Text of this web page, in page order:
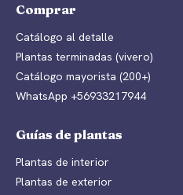
Comprar
Catálogo al detalle
Plantas terminadas (vivero)
Catálogo mayorista (200+)
WhatsApp +56933217944
Guías de plantas
Plantas de interior
Plantas de exterior